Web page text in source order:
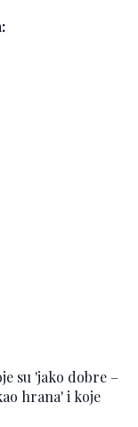
su 'jako dobre –
hrana' i koje